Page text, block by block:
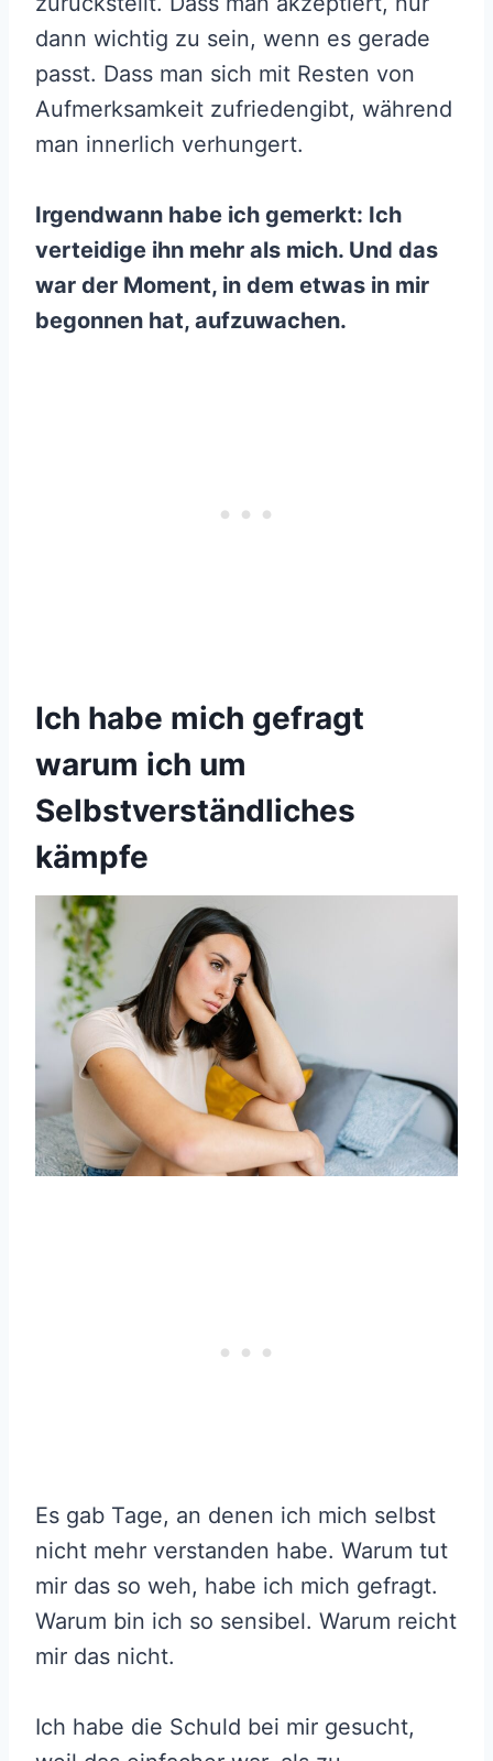
dann wichtig zu sein, wenn es gerade
passt. Dass man sich mit Resten von
Aufmerksamkeit zufriedengibt, während
man innerlich verhungert.
Irgendwann habe ich gemerkt: Ich
verteidige ihn mehr als mich. Und das
war der Moment, in dem etwas in mir
begonnen hat, aufzuwachen.
Ich habe mich gefragt
warum ich um
Selbstverständliches
kämpfe
Es gab Tage, an denen ich mich selbst
nicht mehr verstanden habe. Warum tut
mir das so weh, habe ich mich gefragt.
Warum bin ich so sensibel. Warum reicht
mir das nicht.
Ich habe die Schuld bei mir gesucht,